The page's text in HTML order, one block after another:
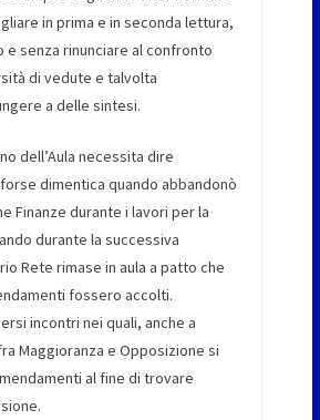
in prima e in seconda lettura,
e senza rinunciare al confronto
di vedute e talvolta
a delle sintesi.
dell’Aula necessita dire
dimentica quando abbandonò
Finanze durante i lavori per la
durante la successiva
Rete rimase in aula a patto che
fossero accolti.
incontri nei quali, anche a
Maggioranza e Opposizione si
al fine di trovare